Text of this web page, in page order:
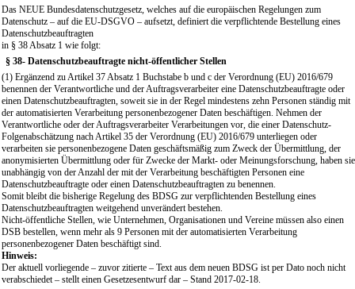
Das NEUE Bundesdatenschutzgesetz, welches auf die europäischen Regelungen zum
Datenschutz – auf die EU-DSGVO – aufsetzt, definiert die verpflichtende Bestellung eines
Datenschutzbeauftragten
in § 38 Absatz 1 wie folgt:
§ 38- Datenschutzbeauftragte nicht-öffentlicher Stellen
(1) Ergänzend zu Artikel 37 Absatz 1 Buchstabe b und c der Verordnung (EU) 2016/679
benennen der Verantwortliche und der Auftragsverarbeiter eine Datenschutzbeauftragte oder
einen Datenschutzbeauftragten, soweit sie in der Regel mindestens zehn Personen ständig mit
der automatisierten Verarbeitung personenbezogener Daten beschäftigen. Nehmen der
Verantwortliche oder der Auftragsverarbeiter Verarbeitungen vor, die einer Datenschutz-
Folgenabschätzung nach Artikel 35 der Verordnung (EU) 2016/679 unterliegen oder
verarbeiten sie personenbezogene Daten geschäftsmäßig zum Zweck der Übermittlung, der
anonymisierten Übermittlung oder für Zwecke der Markt- oder Meinungsforschung, haben sie
unabhängig von der Anzahl der mit der Verarbeitung beschäftigten Personen eine
Datenschutzbeauftragte oder einen Datenschutzbeauftragten zu benennen.
Somit bleibt die bisherige Regelung des BDSG zur verpflichtenden Bestellung eines
Datenschutzbeauftragten weitgehend unverändert bestehen.
Nicht-öffentliche Stellen, wie Unternehmen, Organisationen und Vereine müssen also einen
DSB bestellen, wenn mehr als 9 Personen mit der automatisierten Verarbeitung
personenbezogener Daten beschäftigt sind.
Hinweis:
Der aktuell vorliegende – zuvor zitierte – Text aus dem neuen BDSG ist per Dato noch nicht
verabschiedet – stellt einen Gesetzesentwurf dar – Stand 2017-02-18.